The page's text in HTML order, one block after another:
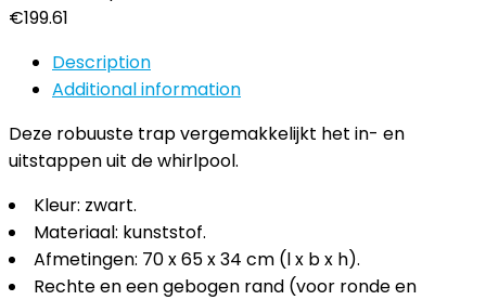
€199.61
Description
Additional information
Deze robuuste trap vergemakkelijkt het in- en
uitstappen uit de whirlpool.
Kleur: zwart.
Materiaal: kunststof.
Afmetingen: 70 x 65 x 34 cm (l x b x h).
Rechte en een gebogen rand (voor ronde en